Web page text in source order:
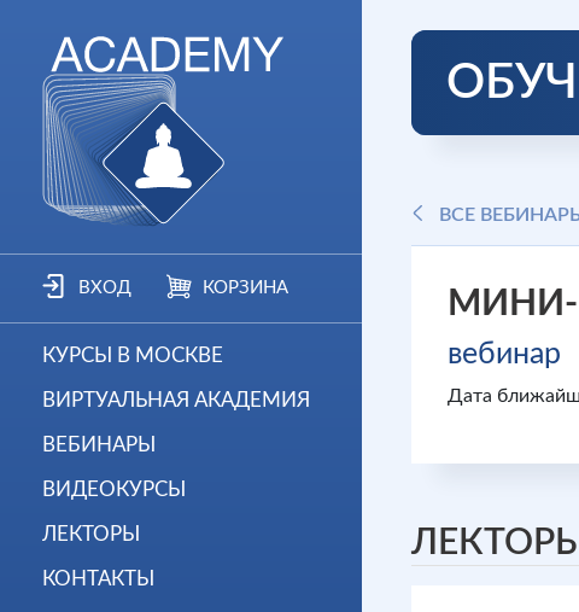
ВХОД КОРЗИНА
КУРСЫ В МОСКВЕ
ВИРТУАЛЬНАЯ АКАДЕМИЯ
ВЕБИНАРЫ
ВИДЕОКУРСЫ
ЛЕКТОРЫ
КОНТАКТЫ
ВСЕ
МИНИ-
вебинар
Дата
ЛЕКТОРЫ